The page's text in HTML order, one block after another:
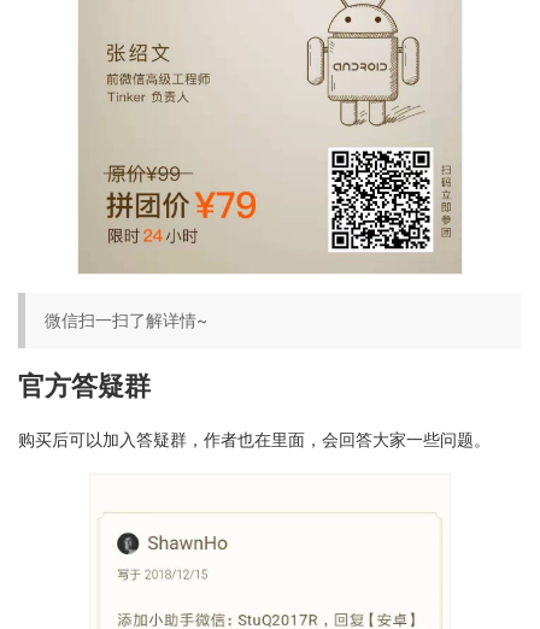
微信扫一扫了解详情~
官方答疑群
购买后可以加入答疑群，作者也在里面，会回答大家一些问题。